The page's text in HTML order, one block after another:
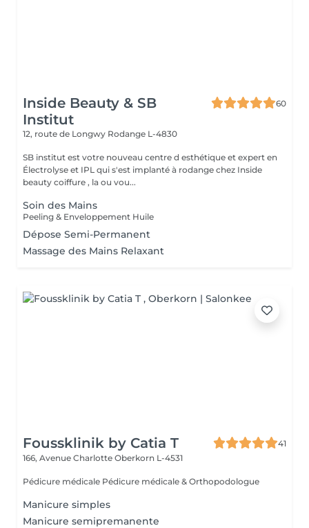
Inside Beauty & SB
Institut
60
12, route de Longwy Rodange L-4830
SB institut est votre nouveau centre d esthétique et expert en
Électrolyse et IPL qui s'est implanté à rodange chez Inside
beauty coiffure , la ou vou...
Soin des Mains
Peeling & Enveloppement Huile
Dépose Semi-Permanent
Massage des Mains Relaxant
Foussklinik by Catia T
41
166, Avenue Charlotte Oberkorn L-4531
Pédicure médicale Pédicure médicale & Orthopodologue
Manicure simples
Manicure semipremanente